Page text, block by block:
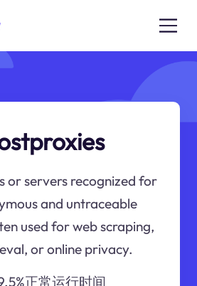
or servers recognized for
and untraceable
used for web scraping,
or online privacy.
正常运行时间